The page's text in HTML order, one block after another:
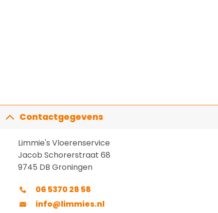
Contactgegevens
Limmie's Vloerenservice
Jacob Schorerstraat 68
9745 DB Groningen
06 5370 28 58
info@limmies.nl